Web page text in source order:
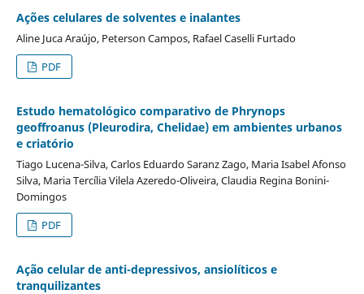
Ações celulares de solventes e inalantes
Aline Juca Araújo, Peterson Campos, Rafael Caselli Furtado
PDF
Estudo hematológico comparativo de Phrynops
geoffroanus (Pleurodira, Chelidae) em ambientes urbanos
e criatório
Tiago Lucena-Silva, Carlos Eduardo Saranz Zago, Maria Isabel Afonso
Silva, Maria Tercília Vilela Azeredo-Oliveira, Claudia Regina Bonini-
Domingos
PDF
Ação celular de anti-depressivos, ansiolíticos e
tranquilizantes